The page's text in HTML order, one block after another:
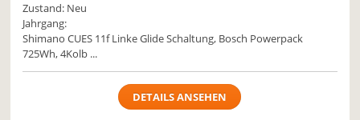
Zustand: Neu
Jahrgang:
Shimano CUES 11f Linke Glide Schaltung, Bosch Powerpack
725Wh, 4Kolb ...
DETAILS ANSEHEN